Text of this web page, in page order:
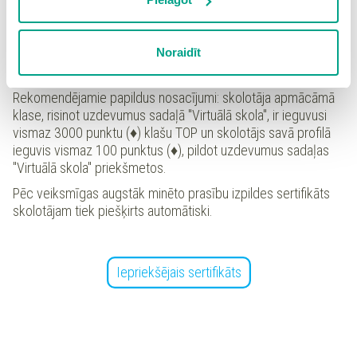
Spiežot uz pogas “Apstiprināt izvēlētās”, Jūs varat mainīt
sīkdatņu politikuun ir iespēja atsaukt savu
piekrišanu sadaļā “Sīkdatņu iestatījumi”.
Noraidīt
risinājuši vismaz 7 skolēni);
"Pārbaudīts", kas nozīmē, ka skolotājs ir pārbaudījis
skolēnu uzrādītos rezultātus.
Rekomendējamie papildus nosacījumi: skolotāja apmācāmā
klase, risinot uzdevumus sadaļā "Virtuālā skola", ir ieguvusi
vismaz 3000 punktu (♦) klašu TOP un skolotājs savā profilā
ieguvis vismaz 100 punktus (♦), pildot uzdevumus sadaļas
"Virtuālā skola" priekšmetos.
Pēc veiksmīgas augstāk minēto prasību izpildes sertifikāts
skolotājam tiek piešķirts automātiski.
Iepriekšējais sertifikāts